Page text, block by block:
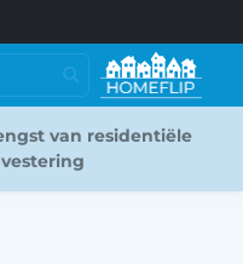
van residentiële